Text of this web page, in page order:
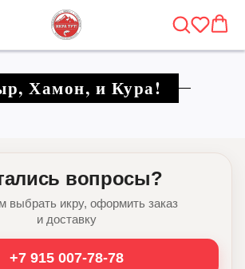
Хамон, и Кура!
вопросы?
выбрать икру, оформить заказ
и доставку
+7 915 007-78-78